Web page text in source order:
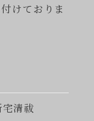
けておりま
宅清祓